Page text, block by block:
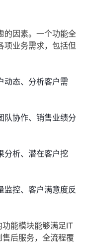
的因素。一个功能全
项业务需求，包括但
动态、分析客户需
队协作、销售业绩分
分析、潜在客户挖
监控、客户满意度反
能模块能够满足IT
后服务，全流程覆